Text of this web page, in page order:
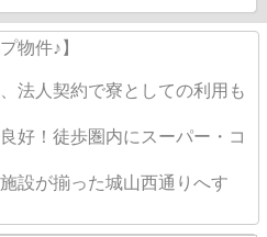
物件♪】
法人契約で寮としての利用も
好！徒歩圏内にスーパー・コ
設が揃った城山西通りへす